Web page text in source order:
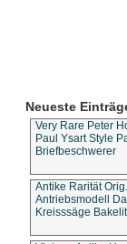
Neueste
Very Rare Peter
Paul Ysart Style
Briefbeschwerer
Antike Rarität
Antriebsmodell
Kreisssäge Bakelit